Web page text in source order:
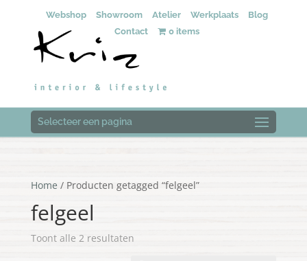
Webshop Showroom Atelier Werkplaats
Blog
Contact
0 items
Selecteer een pagina
Home / Producten getagged “felgeel”
felgeel
Toont alle 2 resultatenGesorteerd